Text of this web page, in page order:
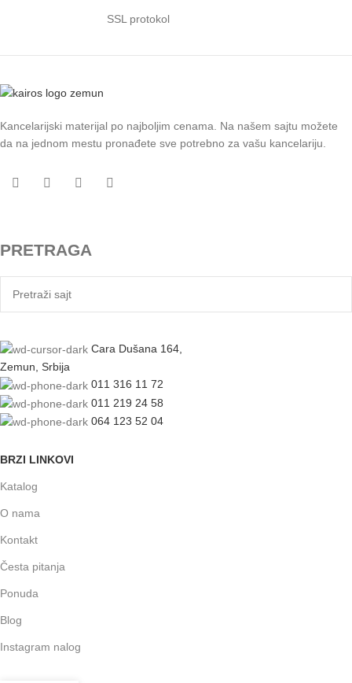
SSL protokol
Kancelarijski materijal po najboljim cenama. Na našem sajtu možete
da na jednom mestu pronađete sve potrebno za vašu kancelariju.
PRETRAGA
Cara Dušana 164,
Zemun, Srbija
011 316 11 72
011 219 24 58
064 123 52 04
BRZI LINKOVI
Katalog
O nama
Kontakt
Česta pitanja
Ponuda
Blog
Instagram nalog